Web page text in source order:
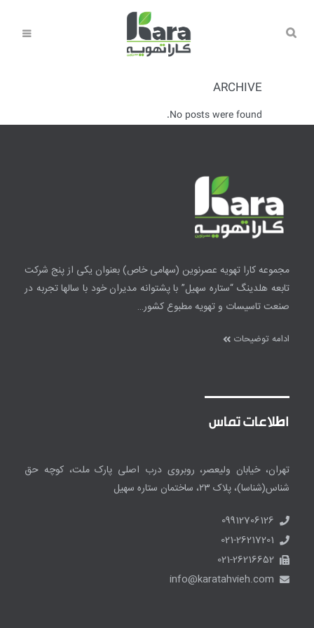
ARCHIVE
No posts were found.
مجموعه کارا تهویه عصرنوین (سهامی خاص)بعنوان یکی از پنج شرکت
تابعه هلدینگ “ستاره سهیل” با پشتوانه مدیران خود با سالها تجربه در
صنعت تاسیسات و تهویه مطبوع کشور…
ادامه توضیحات
اطلاعات تماس
تهران، خیابان ولیعصر، روبروی درب اصلی پارک ملت، کوچه حق
شناس(شناسا)، پلاک ۲۳، ساختمان ستاره سهیل
09912706126
021-26217201
021-26216652
info@karatahvieh.com